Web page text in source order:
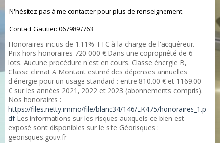
N'hésitez pas à me contacter pour plus de renseignement.
Contact Gautier: 0679897763
Honoraires inclus de 1.11% TTC à la charge de l'acquéreur.
Prix hors honoraires 720 000 €.Dans une copropriété de 6
lots. Aucune procédure n'est en cours. Classe énergie B,
Classe climat A Montant estimé des dépenses annuelles
d'énergie pour un usage standard : entre 810.00 € et 1169.00
€ sur les années 2021, 2022 et 2023 (abonnements compris).
Nos honoraires :
https://files.netty.immo/file/blanc34/146/LK475/honoraires_1.p
dfLes informations sur les risques auxquels ce bien est
exposé sont disponibles sur le site Géorisques :
georisques.gouv.fr